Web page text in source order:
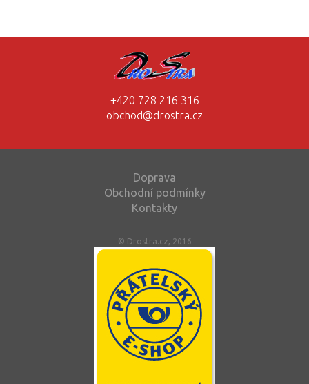
+420 728 216 316
obchod@drostra.cz
Doprava
Obchodní podmínky
Kontakty
© Drostra.cz, 2016